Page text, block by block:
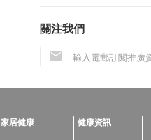
關注我們
家居健康 健康資訊